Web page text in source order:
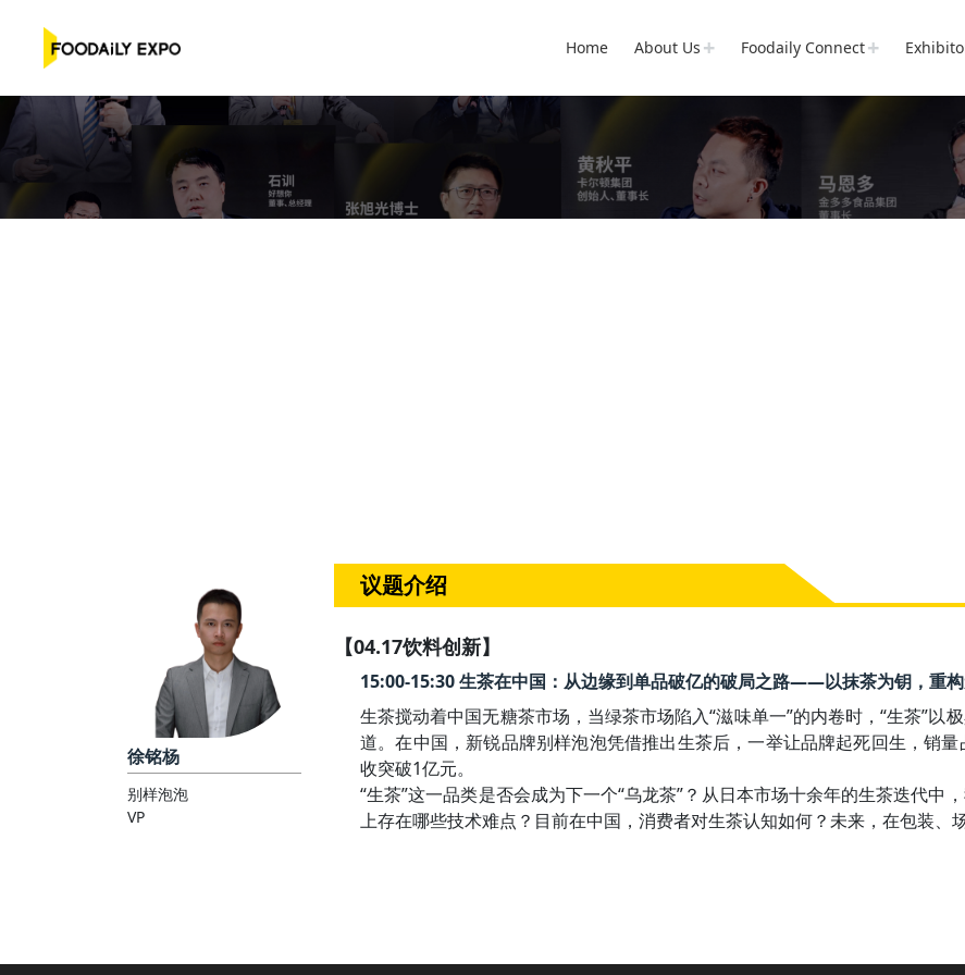
Home About Us Foodaily Connect
徐铭杨
别样泡泡
VP
议题介绍
【04.17饮料创新】
15:00-15:30 生茶在中国：从边缘到单品破亿的破局之路——以抹茶为钥，重
生茶搅动着中国无糖茶市场，当绿茶市场陷入“滋味单一”的内卷时，“生茶”以
道。在中国，新锐品牌别样泡泡凭借推出生茶后，一举让品牌起死回生，销
收突破1亿元。
“生茶”这一品类是否会成为下一个“乌龙茶”？从日本市场十余年的生茶迭代中
上存在哪些技术难点？目前在中国，消费者对生茶认知如何？未来，在包装、